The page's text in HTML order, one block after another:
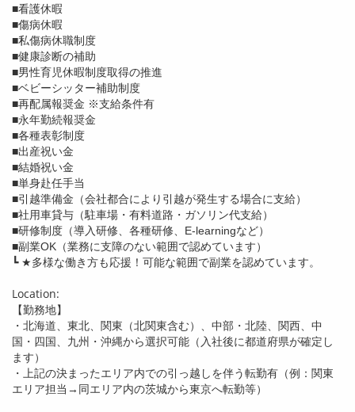
■看護休暇
■傷病休暇
■私傷病休職制度
■健康診断の補助
■男性育児休暇制度取得の推進
■ベビーシッター補助制度
■再配属報奨金 ※支給条件有
■永年勤続報奨金
■各種表彰制度
■出産祝い金
■結婚祝い金
■単身赴任手当
■引越準備金（会社都合により引越が発生する場合に支給）
■社用車貸与（駐車場・有料道路・ガソリン代支給）
■研修制度（導入研修、各種研修、E-learningなど）
■副業OK（業務に支障のない範囲で認めています）
┗ ★多様な働き方も応援！可能な範囲で副業を認めています。
Location:
【勤務地】
・北海道、東北、関東（北関東含む）、中部・北陸、関西、中
国・四国、九州・沖縄から選択可能（入社後に都道府県が確定し
ます）
・上記の決まったエリア内での引っ越しを伴う転勤有（例：関東
エリア担当→同エリア内の茨城から東京へ転勤等）